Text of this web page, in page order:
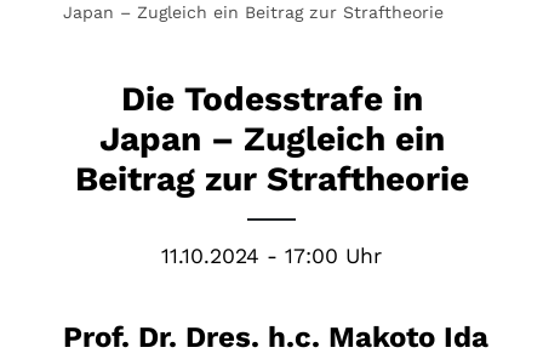
Japan – Zugleich ein Beitrag zur Straftheorie
Die Todesstrafe in
Japan – Zugleich ein
Beitrag zur Straftheorie
11.10.2024 - 17:00 Uhr
Prof. Dr. Dres. h.c. Makoto Ida